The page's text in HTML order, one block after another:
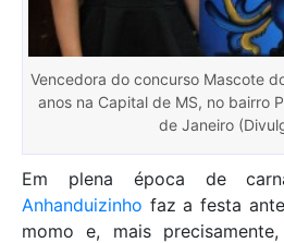
Vencedora do concurso Mascote
anos na Capital de MS, no bairro
de Janeiro
Em plena época de
Anhanduizinho faz a festa
momo e, mais